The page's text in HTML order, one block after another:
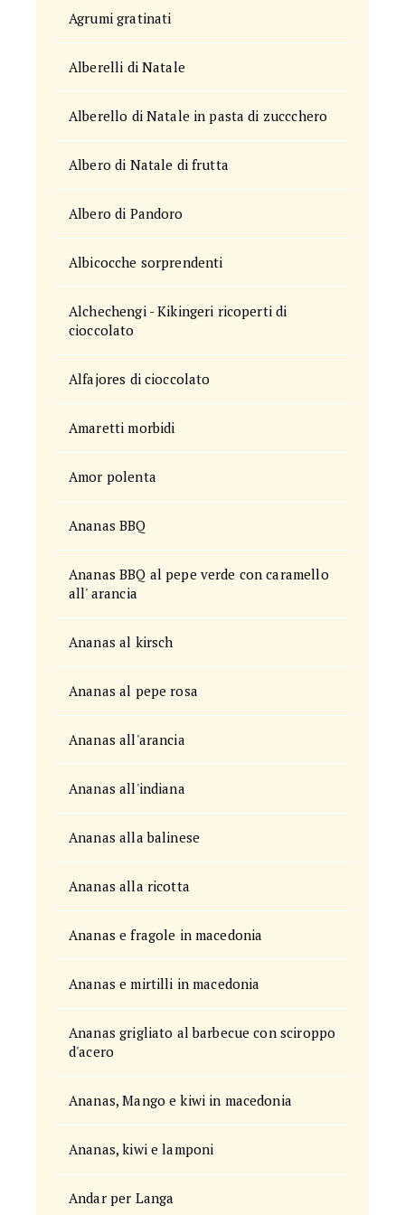
Agrumi gratinati
Alberelli di Natale
Alberello di Natale in pasta di zuccchero
Albero di Natale di frutta
Albero di Pandoro
Albicocche sorprendenti
Alchechengi - Kikingeri ricoperti di
cioccolato
Alfajores di cioccolato
Amaretti morbidi
Amor polenta
Ananas BBQ
Ananas BBQ al pepe verde con caramello
all' arancia
Ananas al kirsch
Ananas al pepe rosa
Ananas all'arancia
Ananas all'indiana
Ananas alla balinese
Ananas alla ricotta
Ananas e fragole in macedonia
Ananas e mirtilli in macedonia
Ananas grigliato al barbecue con sciroppo
d'acero
Ananas, Mango e kiwi in macedonia
Ananas, kiwi e lamponi
Andar per Langa